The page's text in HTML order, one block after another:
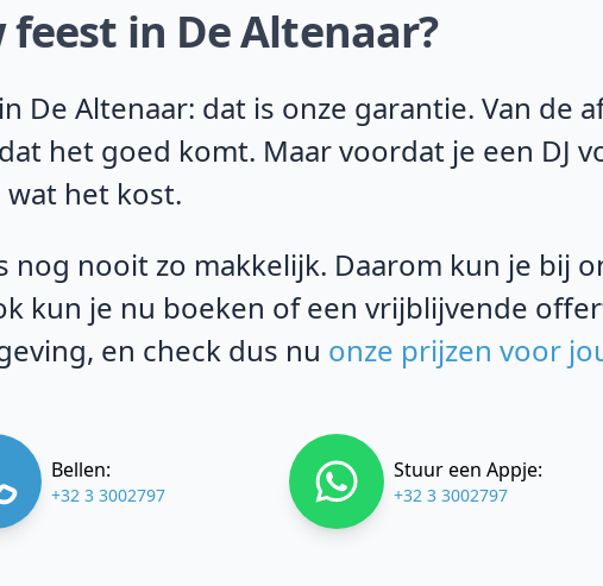
feest in De Altenaar?
De Altenaar: dat is onze garantie. Van de
het goed komt. Maar voordat je een DJ
het kost.
nog nooit zo makkelijk. Daarom kun je bij
kun je nu boeken of een vrijblijvende
en check dus nu onze prijzen voor
Bellen:
+32 3 3002797
Stuur een Appje:
+32 3 3002797